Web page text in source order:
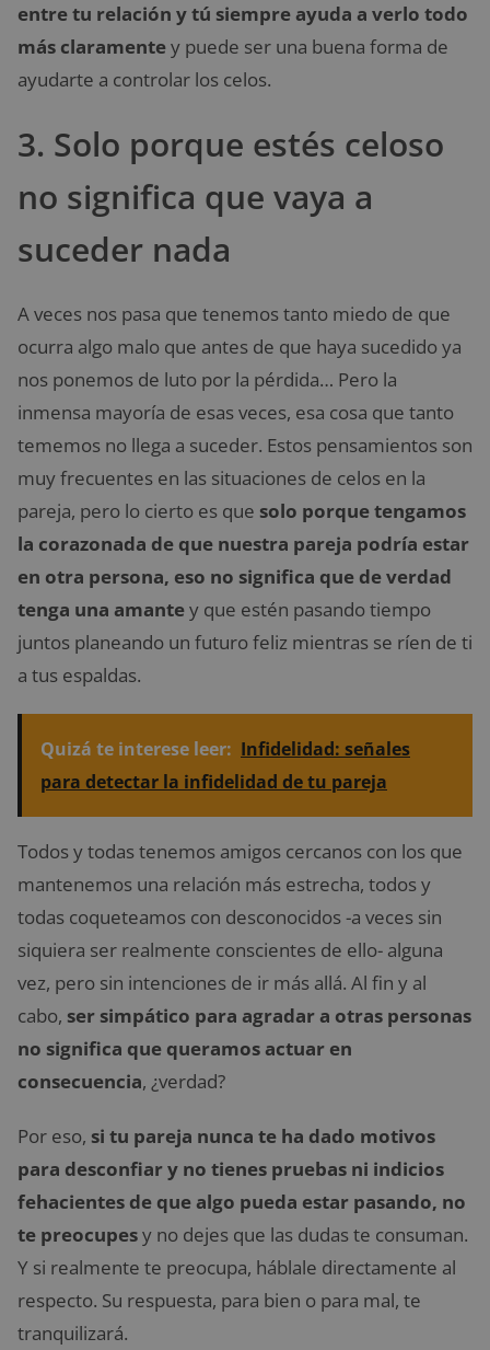
entre tu relación y tú siempre ayuda a verlo todo
más claramentey puede ser una buena forma de
ayudarte a controlar los celos.
3. Solo porque estés celoso
no significa que vaya a
suceder nada
A veces nos pasa que tenemos tanto miedo de que
ocurra algo malo que antes de que haya sucedido ya
nos ponemos de luto por la pérdida… Pero la
inmensa mayoría de esas veces, esa cosa que tanto
tememos no llega a suceder. Estos pensamientos son
muy frecuentes en las situaciones de celos en la
pareja, pero lo cierto es que solo porque tengamos
la corazonada de que nuestra pareja podría estar
en otra persona, eso no significa que de verdad
tenga una amantey que estén pasando tiempo
juntos planeando un futuro feliz mientras se ríen de ti
a tus espaldas.
Quizá te interese leer: Infidelidad: señales
para detectar la infidelidad de tu pareja
Todos y todas tenemos amigos cercanos con los que
mantenemos una relación más estrecha, todos y
todas coqueteamos con desconocidos -a veces sin
siquiera ser realmente conscientes de ello- alguna
vez, pero sin intenciones de ir más allá. Al fin y al
cabo, ser simpático para agradar a otras personas
no significa que queramos actuar en
consecuencia, ¿verdad?
Por eso, si tu pareja nunca te ha dado motivos
para desconfiar y no tienes pruebas ni indicios
fehacientes de que algo pueda estar pasando, no
te preocupesy no dejes que las dudas te consuman.
Y si realmente te preocupa, háblale directamente al
respecto. Su respuesta, para bien o para mal, te
tranquilizará.